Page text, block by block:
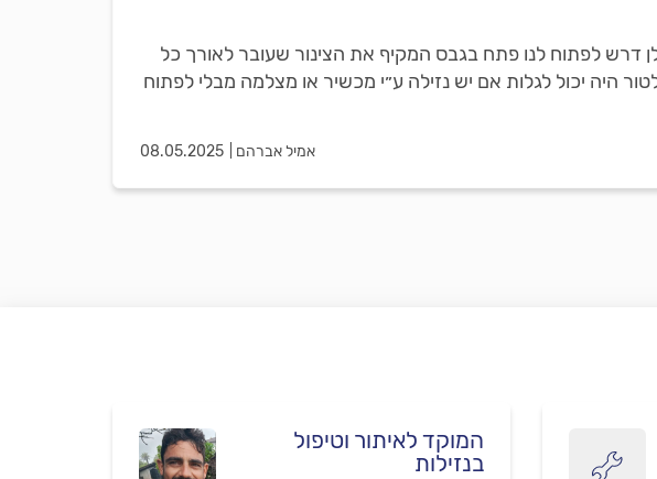
דרש לפתוח לנו פתח בגבס המקיף את הצינור שעובר לאורך כל
היה יכול לגלות אם יש נזילה ע״י מכשיר או מצלמה מבלי לפתוח
אמיל אברהם 08.05.2025
המוקד לאיתור וטיפול
בנזילות